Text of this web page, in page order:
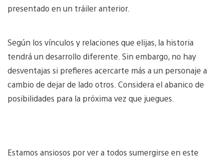
presentado en un tráiler anterior.
Según los vínculos y relaciones que elijas, la historia
tendrá un desarrollo diferente. Sin embargo, no hay
desventajas si prefieres acercarte más a un personaje a
cambio de dejar de lado otros. Considera el abanico de
posibilidades para la próxima vez que juegues.
Estamos ansiosos por ver a todos sumergirse en este